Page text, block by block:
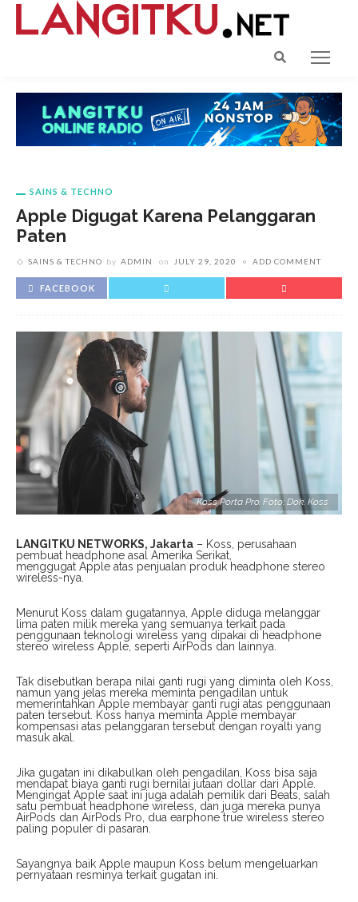
SAINS & TECHNO
Apple Digugat Karena Pelanggaran
Paten
SAINS & TECHNO by ADMIN on JULY 29, 2020 ADD COMMENT
FACEBOOK
Koss Porta Pro. Foto: Dok. Koss
LANGITKU NETWORKS, Jakarta – Koss, perusahaan
pembuat headphone asal Amerika Serikat,
menggugat Apple atas penjualan produk headphone stereo
wireless-nya.
Menurut Koss dalam gugatannya, Apple diduga melanggar
lima paten milik mereka yang semuanya terkait pada
penggunaan teknologi wireless yang dipakai di headphone
stereo wireless Apple, seperti AirPods dan lainnya.
Tak disebutkan berapa nilai ganti rugi yang diminta oleh Koss,
namun yang jelas mereka meminta pengadilan untuk
memerintahkan Apple membayar ganti rugi atas penggunaan
paten tersebut. Koss hanya meminta Apple membayar
kompensasi atas pelanggaran tersebut dengan royalti yang
masuk akal.
Jika gugatan ini dikabulkan oleh pengadilan, Koss bisa saja
mendapat biaya ganti rugi bernilai jutaan dollar dari Apple.
Mengingat Apple saat ini juga adalah pemilik dari Beats, salah
satu pembuat headphone wireless, dan juga mereka punya
AirPods dan AirPods Pro, dua earphone true wireless stereo
paling populer di pasaran.
Sayangnya baik Apple maupun Koss belum mengeluarkan
pernyataan resminya terkait gugatan ini.